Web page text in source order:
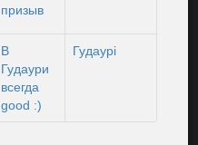
призыв
В
Гудаури
всегда
good :)
Гудаурі